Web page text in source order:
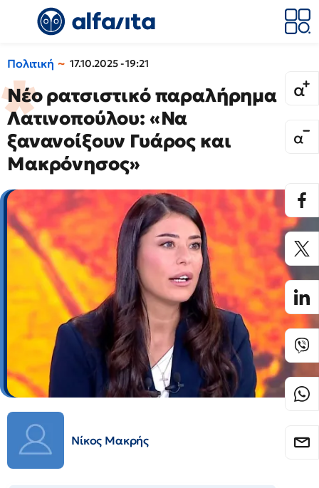
Πολιτική 17.10.2025 - 19:21
Νέο ρατσιστικό παραλήρημα
Λατινοπούλου: «Να
ξανανοίξουν Γυάρος και
Μακρόνησος»
Νίκος Μακρής